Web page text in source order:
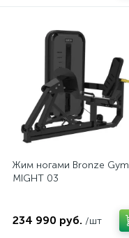
Жим ногами Bronze Gym
MIGHT 03
234 990 руб. /шт